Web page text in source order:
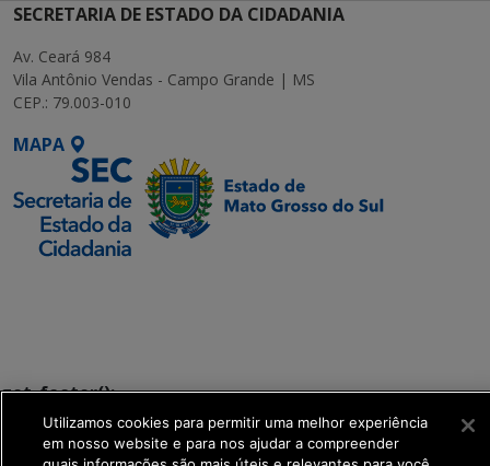
SECRETARIA DE ESTADO DA CIDADANIA
Av. Ceará 984
Vila Antônio Vendas - Campo Grande | MS
CEP.: 79.003-010
MAPA
get_footer();
Utilizamos cookies para permitir uma melhor experiência
em nosso website e para nos ajudar a compreender